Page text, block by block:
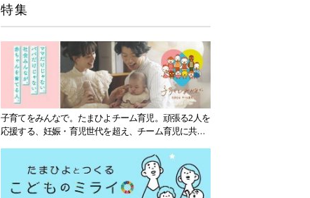
特集
子育てをみんなで。たまひよチーム育児。頑張る2人を
応援する、妊娠・育児世代を超え、チーム育児に共感